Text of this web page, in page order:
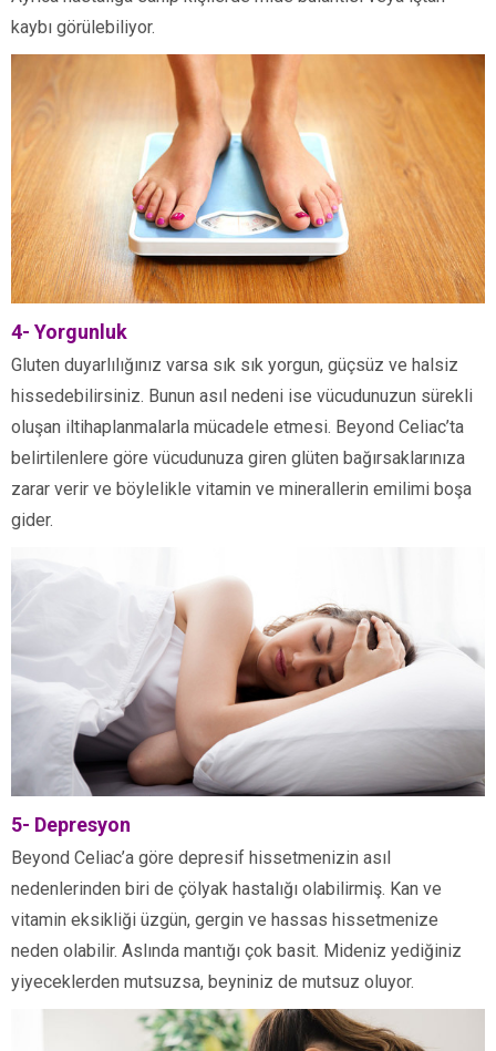
kaybı görülebiliyor.
4- Yorgunluk
Gluten duyarlılığınız varsa sık sık yorgun, güçsüz ve halsiz
hissedebilirsiniz. Bunun asıl nedeni ise vücudunuzun sürekli
oluşan iltihaplanmalarla mücadele etmesi. Beyond Celiac’ta
belirtilenlere göre vücudunuza giren glüten bağırsaklarınıza
zarar verir ve böylelikle vitamin ve minerallerin emilimi boşa
gider.
5- Depresyon
Beyond Celiac’a göre depresif hissetmenizin asıl
nedenlerinden biri de çölyak hastalığı olabilirmiş. Kan ve
vitamin eksikliği üzgün, gergin ve hassas hissetmenize
neden olabilir. Aslında mantığı çok basit. Mideniz yediğiniz
yiyeceklerden mutsuzsa, beyniniz de mutsuz oluyor.